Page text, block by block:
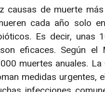
causas de muerte
cada año solo
Es decir, unas
eficaces. Según el
muertes anuales. La
medidas urgentes,